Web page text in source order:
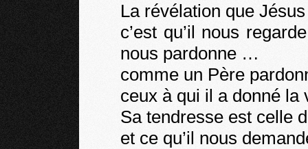
La révélation que
c’est qu’il nous
nous pardonne …
comme un Père
ceux à qui il a donné la
Sa tendresse est celle
et ce qu’il nous